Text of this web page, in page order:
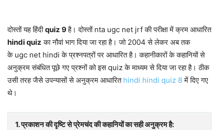
दोस्तों यह हिंदीquiz 9है। दोस्तों nta ugc net jrf की परीक्षा में क्रम आधारित
hindi quiz का नौवां भाग दिया जा रहा है। जो 2004 से लेकर अब तक
के ugc net hindi के प्रश्नपत्रों पर आधारित है। कहानीकारों के कहानियों से
अनुक्रम संबंधित पूछे गए प्रश्नों को इस quiz के माध्यम से दिया जा रहा है। ठीक
उसी तरह जैसे उपन्यासों से अनुक्रम आधारित hindi hindi quiz 8में दिए गए
थे।
1. प्रकाशन की दृष्टि से प्रेमचंद की कहानियों का सही अनुक्रम है: